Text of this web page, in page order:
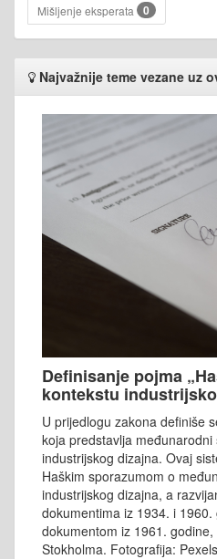
Mišljenje eksperata
0
Najvažnije teme vezane uz
Definisanje pojma
kontekstu
U prijedlogu zakona definiše
koja predstavlja
industrijskog dizajna. Ovaj
Haškim sporazumom o
industrijskog dizajna, a
dokumentima iz 1934. i
dokumentom iz 1961.
Stokholma. Fotografija: